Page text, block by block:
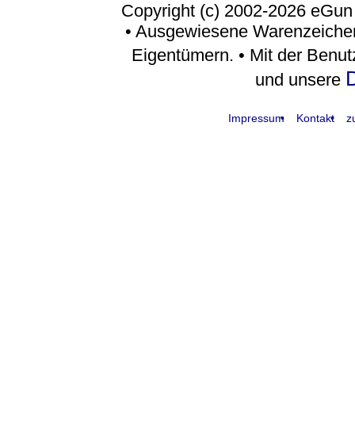
Copyright (c) 2002-2026
• Ausgewiesene
Eigentümern. • Mit der
und unsere
Impressum Kontakt